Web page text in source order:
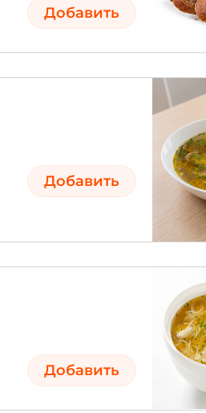
Добавить
Добавить
Добавить